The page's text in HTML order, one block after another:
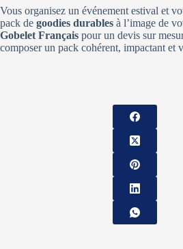
Vous organisez un événement estival et
pack de goodies durables à l’image de
Gobelet Français pour un devis sur
composer un pack cohérent, impactant et